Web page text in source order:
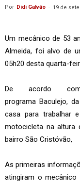
Por Didi Galvão - 19 de
Um mecânico de 53
Almeida, foi alvo de
05h20 desta quarta-
De acordo
programa Baculejo,
casa para trabalhar
motocicleta na altura
bairro São Cristóvão,
As primeiras
atingiram o